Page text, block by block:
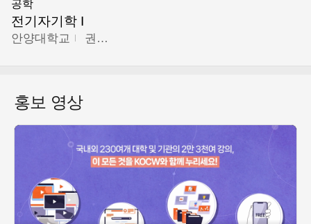
공학
전기자기학 I
안양대학교 권원현
홍보 영상